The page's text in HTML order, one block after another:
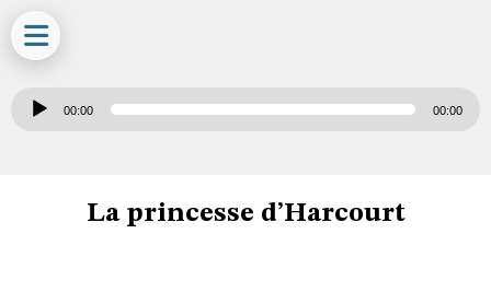
Lecteur00:00 00:00
La princesse d’Harcourt